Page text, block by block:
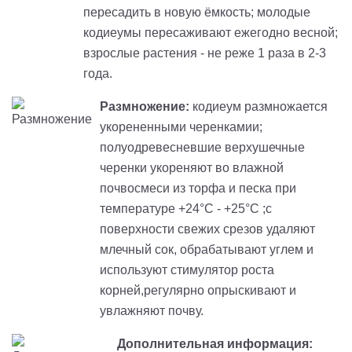
пересадить в новую ёмкость; молодые
кодиеумы пересаживают ежегодно весной;
взрослые растения - не реже 1 раза в 2-3
года.
Размножение: кодиеум размножается
укорененными черенкамии;
полуодревесневшие верхушечные
черенки укореняют во влажной
почвосмеси из торфа и песка при
температуре +24°C - +25°C ;с
поверхности свежих срезов удаляют
млечный сок, обрабатывают углем и
используют стимулятор роста
корней,регулярно опрыскивают и
увлажняют почву.
Дополнительная информация: